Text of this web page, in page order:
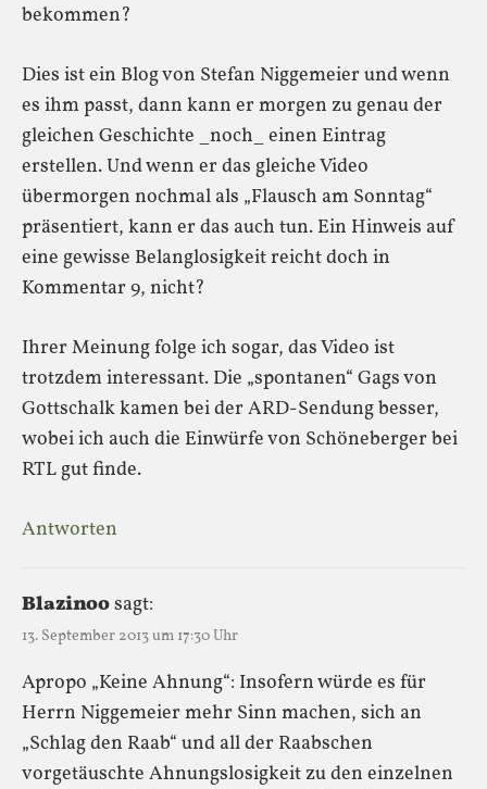
bekommen?
Dies ist ein Blog von Stefan Niggemeier und wenn
es ihm passt, dann kann er morgen zu genau der
gleichen Geschichte _noch_ einen Eintrag
erstellen. Und wenn er das gleiche Video
übermorgen nochmal als „Flausch am Sonntag“
präsentiert, kann er das auch tun. Ein Hinweis auf
eine gewisse Belanglosigkeit reicht doch in
Kommentar 9, nicht?
Ihrer Meinung folge ich sogar, das Video ist
trotzdem interessant. Die „spontanen“ Gags von
Gottschalk kamen bei der ARD-Sendung besser,
wobei ich auch die Einwürfe von Schöneberger bei
RTL gut finde.
Antworten
Blazinoosagt:
13. September 2013 um 17:30 Uhr
Apropo „Keine Ahnung“: Insofern würde es für
Herrn Niggemeier mehr Sinn machen, sich an
„Schlag den Raab“ und all der Raabschen
vorgetäuschte Ahnungslosigkeit zu den einzelnen